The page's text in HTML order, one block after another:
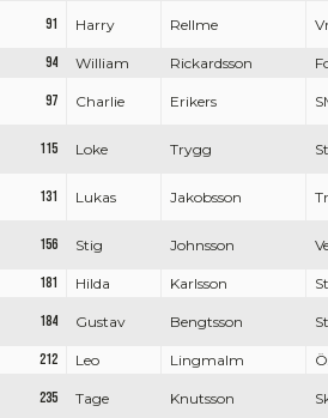
91 Harry Rellme
94 William Rickardsson
97 Charlie Erikers
115 Loke Trygg
131 Lukas Jakobsson
156 Stig Johnsson
181 Hilda Karlsson
184 Gustav Bengtsson
212 Leo Lingmalm
235 Tage Knutsson